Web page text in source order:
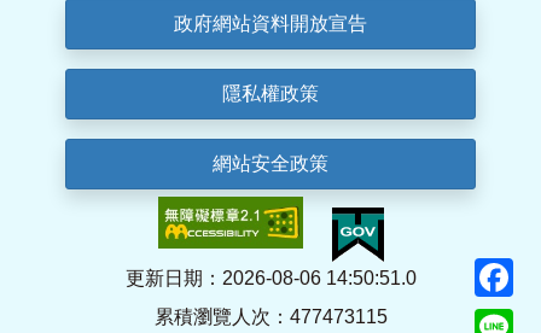
政府網站資料開放宣告
隱私權政策
網站安全政策
更新日期：2026-08-06 14:50:51.0
累積瀏覽人次：477473115